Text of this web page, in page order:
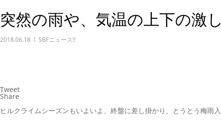
突然の雨や、気温の上下の激
2018.06.18 SBFニュース!!
Tweet
Share
ヒルクライムシーズンもいよいよ、終盤に差し掛かり、とうとう梅雨